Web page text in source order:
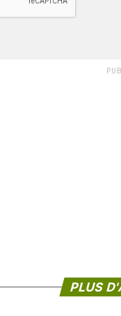
PLUS